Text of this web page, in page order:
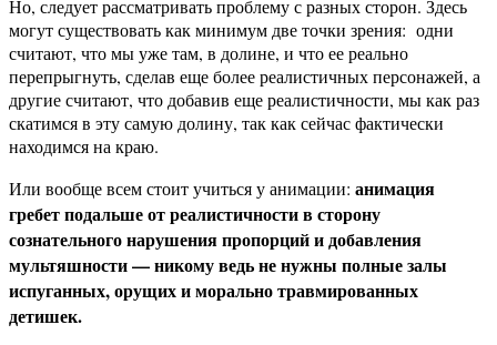
Но, следует рассматривать проблему с разных сторон. Здесь
могут существовать как минимум две точки зрения: одни
считают, что мы уже там, в долине, и что ее реально
перепрыгнуть, сделав еще более реалистичных персонажей, а
другие считают, что добавив еще реалистичности, мы как раз
скатимся в эту самую долину, так как сейчас фактически
находимся на краю.
Или вообще всем стоит учиться у анимации: анимация
гребет подальше от реалистичности в сторону
сознательного нарушения пропорций и добавления
мультяшности — никому ведь не нужны полные залы
испуганных, орущих и морально травмированных
детишек.